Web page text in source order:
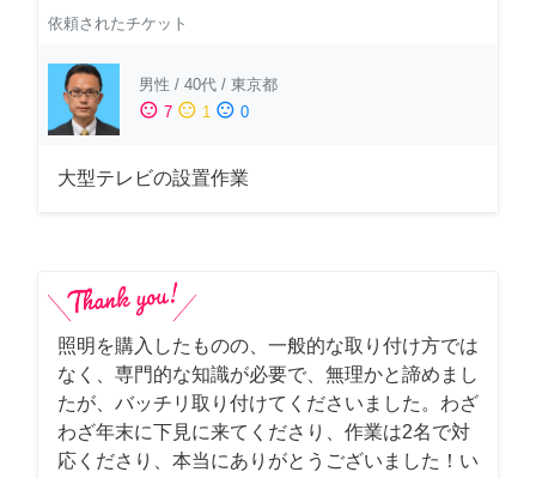
依頼されたチケット
男性 / 40代 / 東京都
sentiment_satisfied 7 sentiment_neutral 1 sentiment_dissatisfied 0
大型テレビの設置作業
照明を購入したものの、一般的な取り付け方では
なく、専門的な知識が必要で、無理かと諦めまし
たが、バッチリ取り付けてくださいました。わざ
わざ年末に下見に来てくださり、作業は2名で対
応くださり、本当にありがとうございました！い